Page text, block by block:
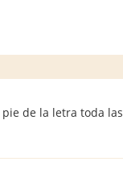
de la letra toda las